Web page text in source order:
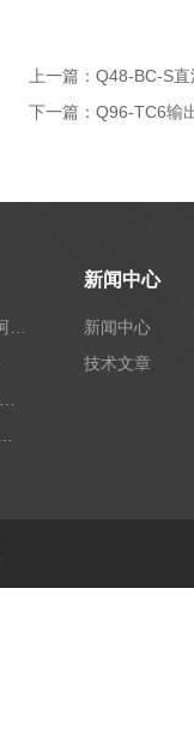
上一篇： Q48-BC-S
下一篇： Q96-TC6输
新闻中心
新闻中心
技术文章